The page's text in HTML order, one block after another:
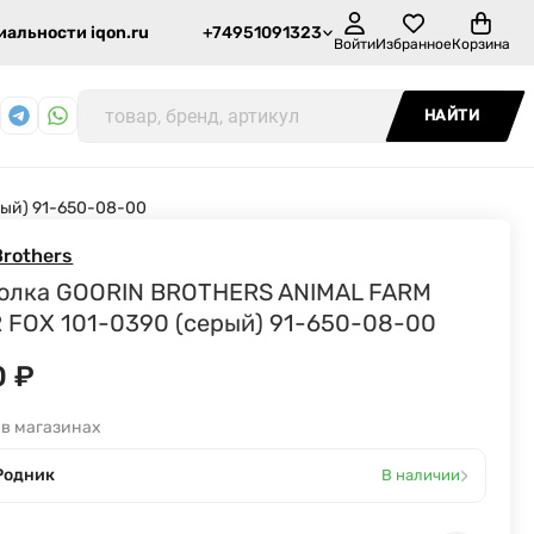
iqon.ru +74951091323
ВойтиИзбранноеКорзина
НАЙТИ
91-650-08-00
GOORIN BROTHERS ANIMAL FARM
FOX 101-0390 (серый) 91-650-08-00
₽
магазинах
В наличии›